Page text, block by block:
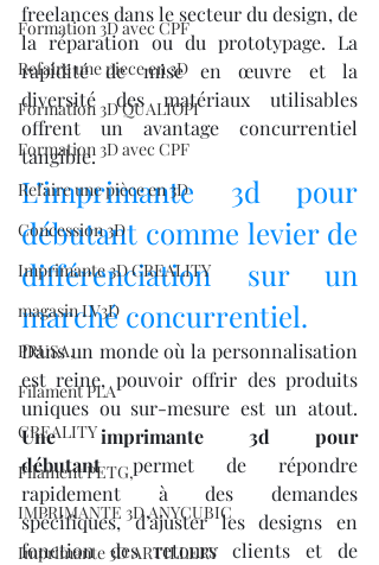
Formation 3D avec CPF
Refaire une piece en 3D
Formation 3D QUALIOPI
Formation 3D avec CPF
Refaire une pièce en 3D
Concession 3D
Imprimante 3D CREALITY
magasin LV3D
PRUSA,
Filament PLA
CREALITY
Filament PETG,
IMPRIMANTE 3D ANYCUBIC
Imprimante 3D ARTILLERY
freelances dans le secteur du design, de
la réparation ou du prototypage. La
rapidité de mise en œuvre et la
diversité des matériaux utilisables
offrent un avantage concurrentiel
tangible.
L’imprimante 3d pour
débutant comme levier de
différenciation sur un
marché concurrentiel.
Dans un monde où la personnalisation
est reine, pouvoir offrir des produits
Une imprimante 3d pour
débutant permet de répondre
rapidement à des demandes
spécifiques, d’ajuster les designs en
fonction des retours clients et de